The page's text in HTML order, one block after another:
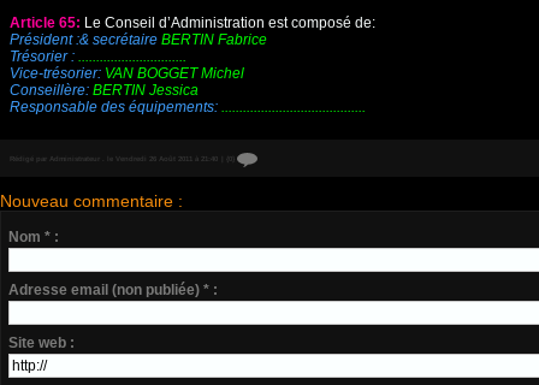
Article 65: Le Conseil d’Administration est composé de:
Président :& secrétaireBERTIN Fabrice
Trésorier :..............................
Vice-trésorier: VAN BOGGET Michel
Conseillère:BERTIN Jessica
Responsable des équipements:........................................
Rédigé par Administrateur . le Vendredi 26 Août 2011 à 21:40 |{0}
Nouveau commentaire :
Nom * :
Adresse email (non publiée) * :
Site web :